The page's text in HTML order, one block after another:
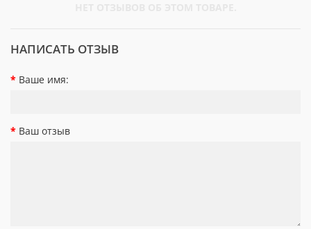
НАПИСАТЬ ОТЗЫВ
Ваше имя:
Ваш отзыв